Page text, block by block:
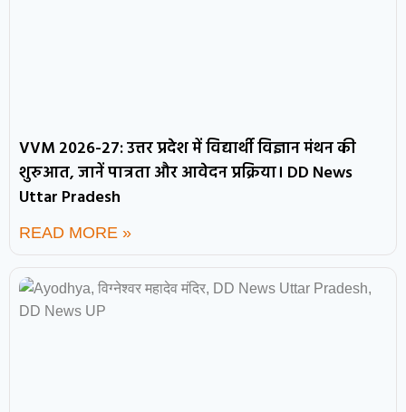
VVM 2026-27: उत्तर प्रदेश में विद्यार्थी विज्ञान मंथन की
शुरुआत, जानें पात्रता और आवेदन प्रक्रिया। DD News
Uttar Pradesh
READ MORE »